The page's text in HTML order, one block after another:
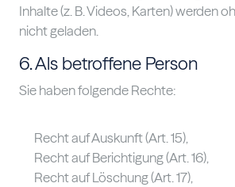
Inhalte (z. B. Videos, Karten) werden
nicht geladen.
6. Als betroffene Person
Sie haben folgende Rechte:
Recht auf Auskunft (Art. 15),
Recht auf Berichtigung (Art. 16),
Recht auf Löschung (Art. 17),